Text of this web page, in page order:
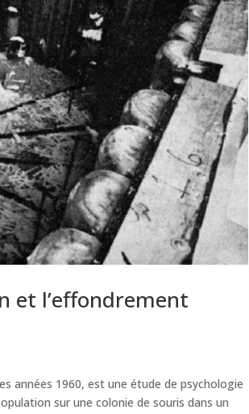
et l’effondrement
années 1960, est une étude de psychologie
sur une colonie de souris dans un